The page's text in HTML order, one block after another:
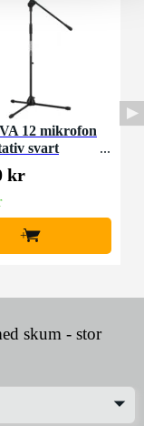
12 mikrofon
svart
kr
+
skum - stor